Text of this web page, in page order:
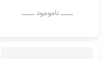
ــــــ ناموجود ــــــ